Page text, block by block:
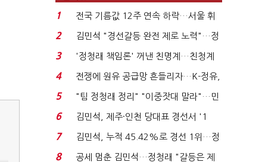
1
전국 기름값 12주 연속 하락…서울 휘
발윳값 1909원...
2
김민석 "경선갈등 완전 제로 노력"…정
청래 "반명 공세 사...
3
'정청래 책임론' 꺼낸 친명계…친청계
는 추가투표 때리기...
4
전쟁에 원유 공급망 흔들리자…K-정유,
에너지안보 핵심...
5
"팀 정청래 정리" "이중잣대 말라"…민
주 최고위원 계파 다...
6
김민석, 제주·인천 당대표 경선서 '1
위'(1보)...
7
김민석, 누적 45.42%로 경선 1위…정
청래와 격차 0.86%p(...
8
공세 멈춘 김민석…정청래 "갈등은 제